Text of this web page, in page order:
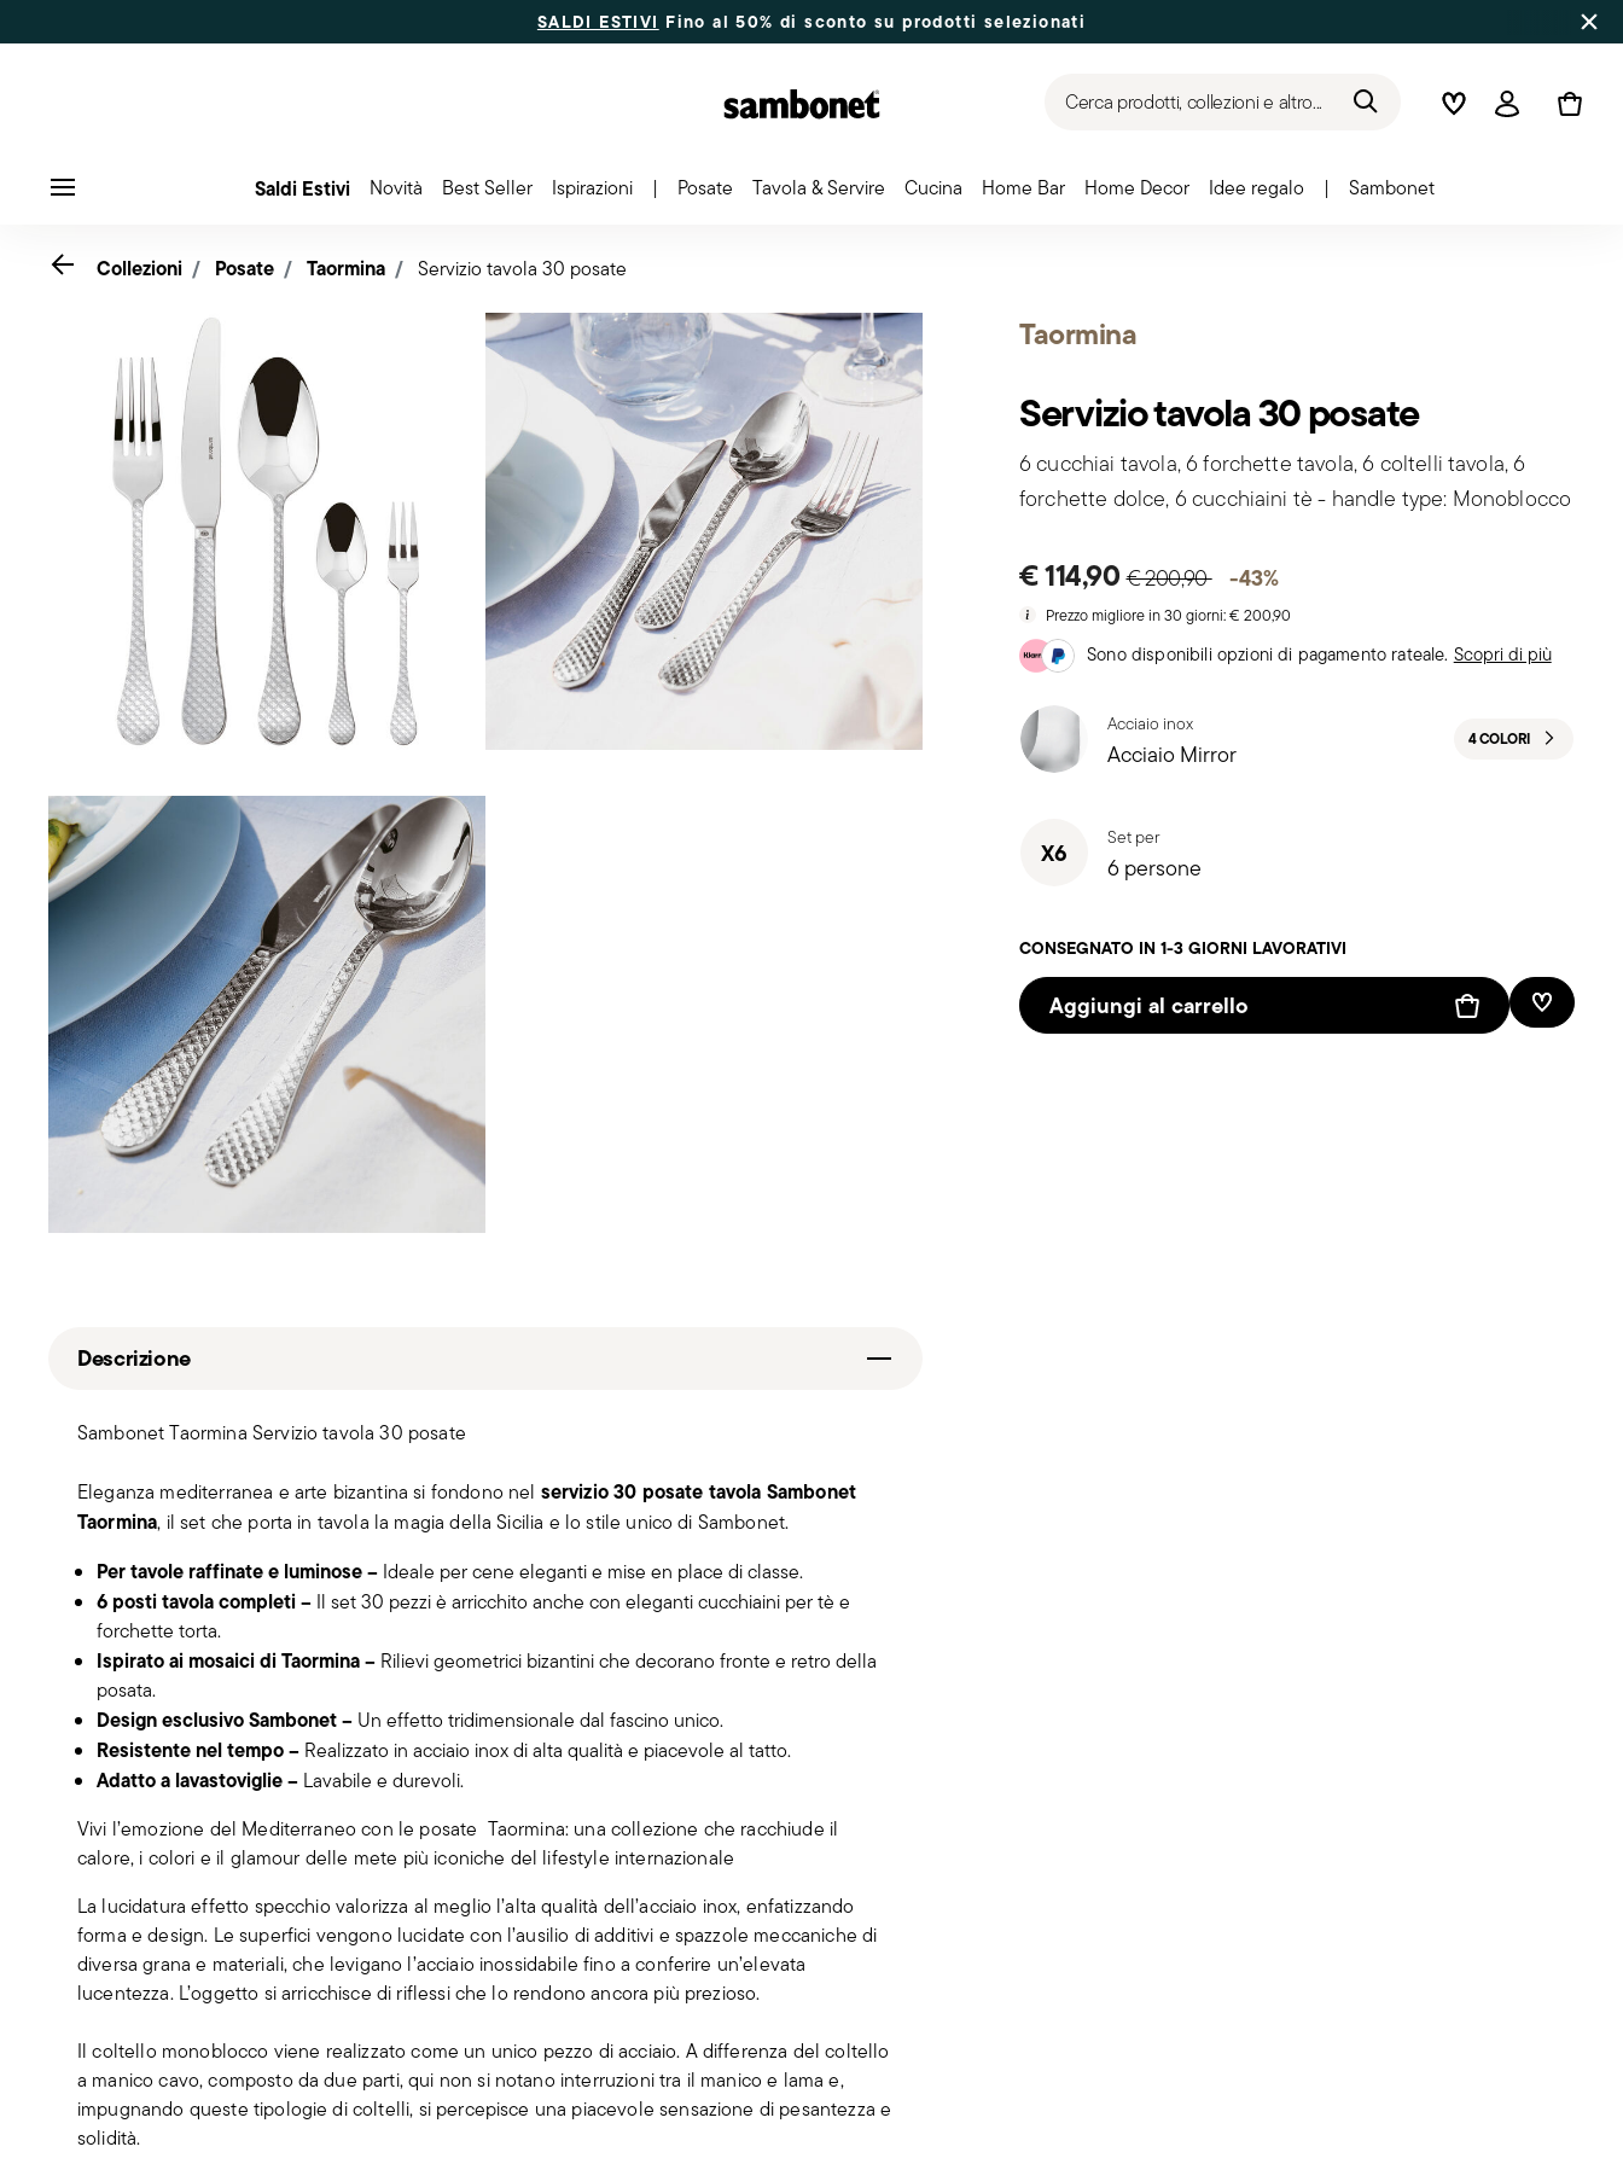
SALDI ESTIVI Fino al 50% di sconto su prodotti selezionati
Cerca prodotti, collezioni e altro... WishlistAccedi
Saldi Estivi Novità Best Seller Ispirazioni | Posate Tavola & Servire Cucina Home Bar Home Decor Idee regalo | Sambonet
Taormina
Servizio tavola 30 posate
6 cucchiai tavola, 6 forchette tavola, 6 coltelli tavola, 6
forchette dolce, 6 cucchiaini tè - handle type: Monoblocco
€ 114,90Price reduced from
€ 200,90 -43%
Prezzo migliore in 30 giorni:€ 200,90
Sono disponibili opzioni di pagamento rateale. Scopri di più
Acciaio inox
Acciaio Mirror 4 COLORI
X6 Set per
6 persone
CONSEGNATO IN 1-3 GIORNI LAVORATIVI
Aggiungi al carrello Lista
Go back
Collezioni Posate Taormina Servizio tavola 30 posate
Descrizione
Sambonet Taormina Servizio tavola 30 posate
Eleganza mediterranea e arte bizantina si fondono nel servizio 30 posate tavola Sambonet
Taormina, il set che porta in tavola la magia della Sicilia e lo stile unico di Sambonet.
Per tavole raffinate e luminose – Ideale per cene eleganti e mise en place di classe.
6 posti tavola completi – Il set 30 pezzi è arricchito anche con eleganti cucchiaini per tè e
forchette torta.
Ispirato ai mosaici di Taormina – Rilievi geometrici bizantini che decorano fronte e retro della
posata.
Design esclusivo Sambonet – Un effetto tridimensionale dal fascino unico.
Resistente nel tempo – Realizzato in acciaio inox di alta qualità e piacevole al tatto.
Adatto a lavastoviglie – Lavabile e durevoli.
Vivi l’emozione del Mediterraneo con le posate Taormina: una collezione che racchiude il
calore, i colori e il glamour delle mete più iconiche del lifestyle internazionale
La lucidatura effetto specchio valorizza al meglio l’alta qualità dell’acciaio inox, enfatizzando
forma e design. Le superfici vengono lucidate con l’ausilio di additivi e spazzole meccaniche di
diversa grana e materiali, che levigano l’acciaio inossidabile fino a conferire un’elevata
lucentezza. L’oggetto si arricchisce di riflessi che lo rendono ancora più prezioso.
Il coltello monoblocco viene realizzato come un unico pezzo di acciaio. A differenza del coltello
a manico cavo, composto da due parti, qui non si notano interruzioni tra il manico e lama e,
impugnando queste tipologie di coltelli, si percepisce una piacevole sensazione di pesantezza e
solidità.